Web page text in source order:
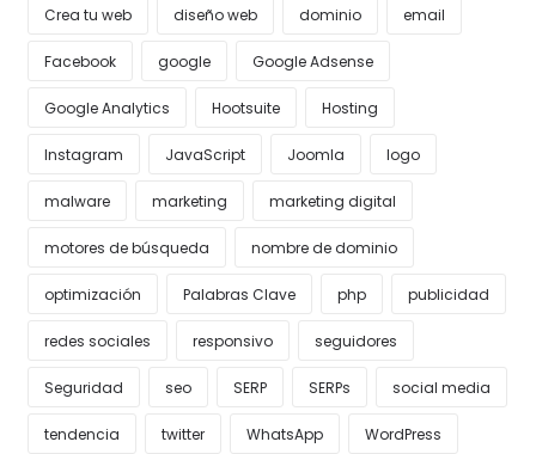
Crea tu web diseño web dominio email
Facebook google Google Adsense
Google Analytics Hootsuite Hosting
Instagram JavaScript Joomla logo
malware marketing marketing digital
motores de búsqueda nombre de dominio
optimización Palabras Clave php publicidad
redes sociales responsivo seguidores
Seguridad seo SERP SERPs social media
tendencia twitter WhatsApp WordPress